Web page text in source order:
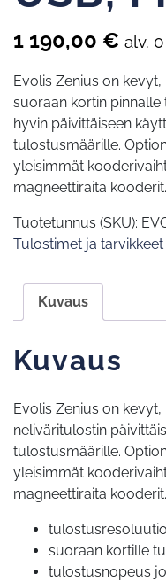
1 190,00 € alv. 0
Evolis Zenius on
suoraan kortin
hyvin päivittäiseen
tulostusmäärille.
yleisimmät
magneettiraita kooderit.
Tuotetunnus (SKU):
Tulostimet ja tarvikkeet
Kuvaus
Kuvaus
Evolis Zenius on
neliväritulostin
tulostusmäärille.
yleisimmät
magneettiraita kooderit.
suoraan kortille
tulostusnopeus